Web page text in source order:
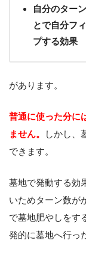
自分のター
とで自分フ
プする効果
があります。
普通に使った分に
ません。
しかし、
できます。
墓地で発動する効
いためターン数が
で墓地肥やしをす
発的に墓地へ行っ